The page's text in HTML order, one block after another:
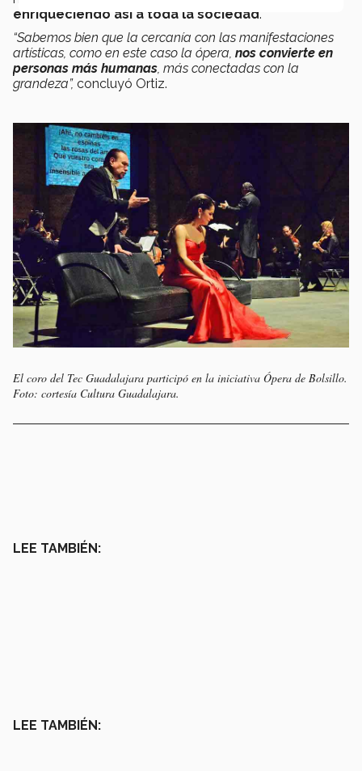
enriqueciendo así a toda la sociedad.
“Sabemos bien que la cercanía con las manifestaciones
artísticas, como en este caso la ópera, nos convierte en
personas más humanas, más conectadas con la
grandeza”, concluyó Ortiz.
El coro del Tec Guadalajara participó en la iniciativa Ópera de Bolsillo.
Foto: cortesía Cultura Guadalajara.
LEE TAMBIÉN:
LEE TAMBIÉN: